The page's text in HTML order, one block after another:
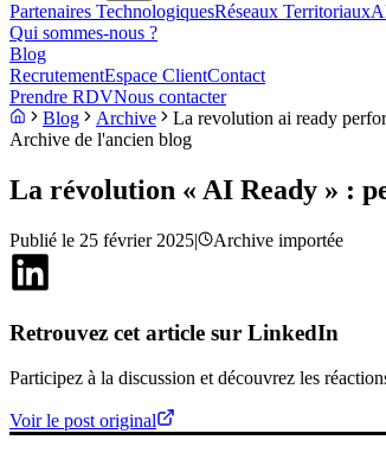
Partenaires TechnologiquesRéseaux Territoriaux
Qui sommes-nous ?
Blog
RecrutementEspace ClientContact
Prendre RDVNous contacter
Blog
Archive
La revolution ai ready
Archive de l'ancien blog
La révolution « AI Ready » :
Publié le 25 février 2025| Archive importée
Retrouvez cet article sur LinkedIn
Participez à la discussion et découvrez les
Voir le post original